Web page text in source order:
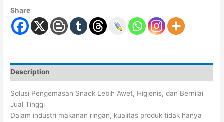
Share
Description
Solusi Pengemasan Snack Lebih Awet, Higienis, dan Bernilai
Jual Tinggi
Dalam industri makanan ringan, kualitas produk tidak hanya